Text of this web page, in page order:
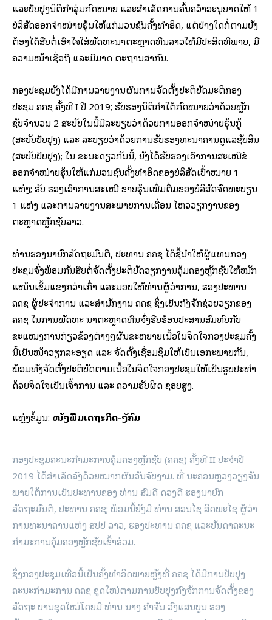
ແລະປັບປຸງນິຕິກຳລຸ່ມກົດໝາຍ ແລະສຳເລັດການຄົ້ນຄວ້າອະນຸຍາດໃຫ້ 1
ບໍລິສັດອອກຈຳໜ່າຍຮຸ້ນໃຫ້ແກ່ມວນຊົນຄັ້ງທຳອິດ, ແຕ່ຢ່າງໃດກໍ່ຕາມຍັງ
ຕ້ອງໄດ້ສືບຕໍ່ເອົາໃຈໃສ່ພັດທະນາຕະຫຼາດທຶນລາວໃຫ້ມີປະສິດທິພາບ, ມີ
ຄວາມໜ້າເຊື່ອຖື ແລະມີມາດ ຕະຖານສາກົນ.
ກອງປະຊຸມຍັງໄດ້ມີການລາຍງານຜົນການຈັດຕັ້ງປະຕິບັດມະຕິກອງ
ປະຊຸມ ຄຄຊ ຄັ້ງທີ I ປີ 2019; ຮັບຮອງນິຕິກຳໃຕ້ກົດໝາຍວ່າດ້ວຍຫຼັກ
ຊັບຈຳນວນ 2 ສະບັບໃນນີ້ມີລະບຽບວ່າດ້ວຍການອອກຈຳໜ່າຍຮຸ້ນກູ້
(ສະບັບປັບປຸງ) ແລະ ລະບຽບວ່າດ້ວຍການຮັບຮອງທະນາຄານດູແລຊັບສິນ
(ສະບັບປັບປຸງ); ໃນ ຂະນະດຽວກັນນີ້, ຍັງໄດ້ຮັບຮອງເອົາການສະເໜີຂໍ
ອອກຈຳໜ່າຍຮຸ້ນໃຫ້ແກ່ມວນຊົນຄັ້ງທຳອິດຂອງບໍລິສັດເປົ້າໝາຍ 1
ແຫ່ງ; ຮັບ ຮອງເອົາການສະເໜີ ຂາຍຮຸ້ນເພີ່ມຕື່ມຂອງບໍລິສັດຈົດທະບຽນ
1 ແຫ່ງ ແລະການລາຍງານສະພາບການເຄື່ອນ ໄຫວວຽກງານຂອງ
ຕະຫຼາດຫຼັກຊັບລາວ.
ທ່ານຮອງນາຍົກລັດຖະມົນຕີ, ປະທານ ຄຄຊ ໄດ້ຊີ້ນຳໃຫ້ຜູ້ແທນກອງ
ປະຊຸມຈົ່ງພ້ອມກັນສືບຕໍ່ຈັດຕັ້ງປະຕິບັດວຽກງານຄຸ້ມຄອງຫຼັກຊັບໃຫ້ໜັກ
ແໜ້ນເຂັ້ມແຂງກວ່າເກົ່າ ແລະມອບໃຫ້ທ່ານຜູ້ວ່າການ, ຮອງປະທານ
ຄຄຊ ຜູ້ປະຈຳການ ແລະສໍານັກງານ ຄຄຊ ຊຶ່ງເປັນກົງຈັກຊ່ວຍວຽກຂອງ
ຄຄຊ ໃນການພັດທະ ນາຕະຫຼາດທຶນຈົ່ງຮີບຮ້ອນປະສານສົມທົບກັບ
ຂະແໜງການກ່ຽວຂ້ອງຕ່າງໆຜັນຂະຫຍາຍເນື້ອໃນຈິດໃຈກອງປະຊຸມຄັ້ງ
ນີ້ເປັນໜ້າວຽກລະອຽດ ແລະ ຈັດຕັ້ງເຊື່ອມຊຶມໃຫ້ເປັນເອກະພາບກັນ,
ພ້ອມທັງຈັດຕັ້ງປະຕິບັດຕາມເນື້ອໃນຈິດໃຈກອງປະຊຸມໃຫ້ເປັນຮູບປະທໍາ
ດ້ວຍຈິດໃຈເປັນເຈົ້າການ ແລະ ຄວາມຮັບຜິດ ຊອບສູງ.
ແຫຼ່ງຂໍ້ມູນ: ໜັງສືພິມເສດຖະກິດ-ສັງຄົມ
ກອງປະຊຸມຄະນະກໍາມະການຄຸ້ມຄອງຫຼັກຊັບ (ຄຄຊ) ຄັ້ງທີ II ປະຈໍາປີ
2019 ໄດ້ສຳເລັດລົງດ້ວຍໝາກຜົນອັນຈົບງາມ. ທີ່ ນະຄອນຫຼວງວຽງຈັນ
ພາຍໃຕ້ການເປັນປະທານຂອງ ທ່ານ ສົມດີ ດວງດີ ຮອງນາຍົກ
ລັດຖະມົນຕີ, ປະທານ ຄຄຊ; ພ້ອມນີ້ຍັງມີ ທ່ານ ສອນໄຊ ສິດພະໄຊ ຜູ້ວ່າ
ການທະນາຄານແຫ່ງ ສປປ ລາວ, ຮອງປະທານ ຄຄຊ ແລະບັນດາຄະນະ
ກໍາມະການຄຸ້ມຄອງຫຼັກຊັບເຂົ້າຮ່ວມ.
ຊຶ່ງກອງປະຊຸມເທື່ອນີ້ເປັນຄັ້ງທໍາອິດພາຍຫຼັງທີ່ ຄຄຊ ໄດ້ມີການປັບປຸງ
ຄະນະກໍາມະການ ຄຄຊ ຊຸດໃໝ່ຕາມການປັບປຸງກົງຈັກການຈັດຕັ້ງຂອງ
ລັດຖະ ບານຊຸດໃໝ່ໂດຍມີ ທ່ານ ນາງ ຄຳຈັນ ວົງແສນບູນ ຮອງ